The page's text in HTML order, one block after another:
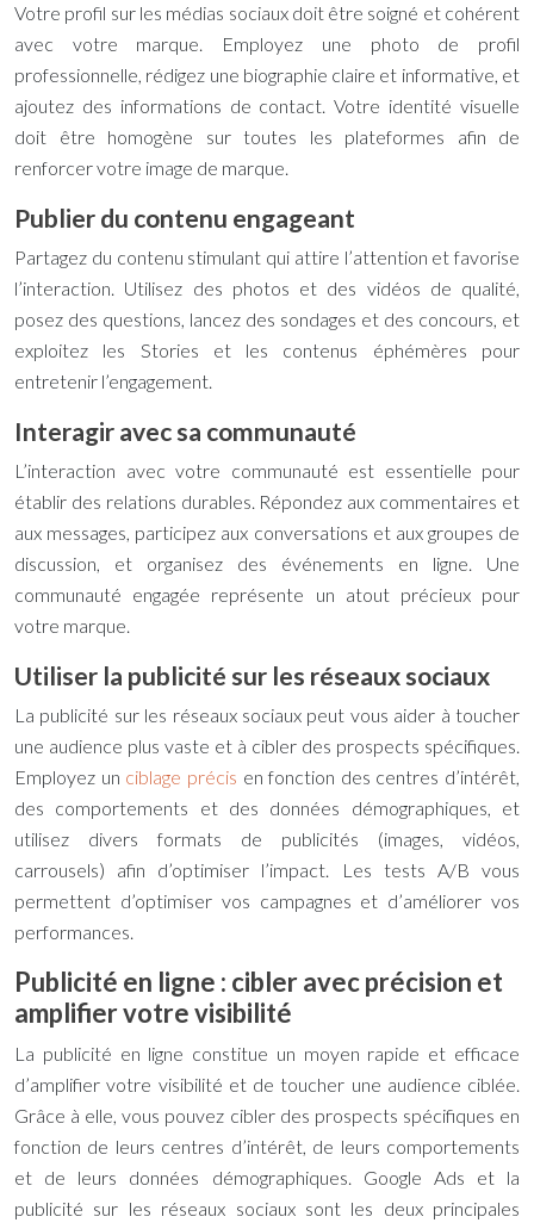
Votre profil sur les médias sociaux doit être soigné et cohérent
avec votre marque. Employez une photo de profil
professionnelle, rédigez une biographie claire et informative, et
ajoutez des informations de contact. Votre identité visuelle
doit être homogène sur toutes les plateformes afin de
renforcer votre image de marque.
Publier du contenu engageant
Partagez du contenu stimulant qui attire l’attention et favorise
l’interaction. Utilisez des photos et des vidéos de qualité,
posez des questions, lancez des sondages et des concours, et
exploitez les Stories et les contenus éphémères pour
entretenir l’engagement.
Interagir avec sa communauté
L’interaction avec votre communauté est essentielle pour
établir des relations durables. Répondez aux commentaires et
aux messages, participez aux conversations et aux groupes de
discussion, et organisez des événements en ligne. Une
communauté engagée représente un atout précieux pour
votre marque.
Utiliser la publicité sur les réseaux sociaux
La publicité sur les réseaux sociaux peut vous aider à toucher
une audience plus vaste et à cibler des prospects spécifiques.
Employez un ciblage précis en fonction des centres d’intérêt,
des comportements et des données démographiques, et
utilisez divers formats de publicités (images, vidéos,
carrousels) afin d’optimiser l’impact. Les tests A/B vous
permettent d’optimiser vos campagnes et d’améliorer vos
performances.
Publicité en ligne : cibler avec précision et
amplifier votre visibilité
La publicité en ligne constitue un moyen rapide et efficace
d’amplifier votre visibilité et de toucher une audience ciblée.
Grâce à elle, vous pouvez cibler des prospects spécifiques en
fonction de leurs centres d’intérêt, de leurs comportements
et de leurs données démographiques. Google Ads et la
publicité sur les réseaux sociaux sont les deux principales